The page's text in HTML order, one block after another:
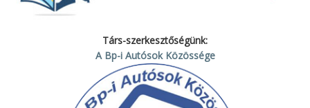
Társ-szerkesztőségünk:
A Bp-i Autósok Közössége